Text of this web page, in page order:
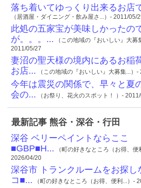
落ち着いてゆっくり出来るお店
（居酒屋・ダイニング・飲み屋さ...）- 2011/05/
此処の五家宝が美味しかったの
が。。。... （この地域の『おいしい』大募
2011/05/27
妻沼の聖天様の境内にあるお稲
お店... （この地域の『おいしい』大募集...）
今年は震災の関係で、早々と夏
会の... （お祭り、花火のスポット！ ）-
最新記事 熊谷・深谷・行田
深谷 ベリーペイントならここ
■GBP■H... （町の好きなところ（お得、便
2026/04/20
深谷市 トランクルームをお探し
コ■... （町の好きなところ（お得、便利...）-